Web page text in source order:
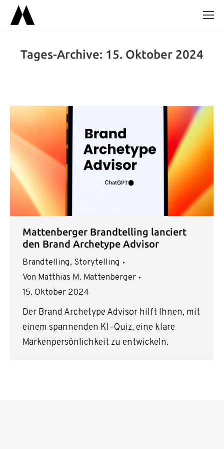
Tages-Archive: 15. Oktober 2024
Mattenberger Brandtelling lanciert
den Brand Archetype Advisor
Brandtelling, Storytelling
Von Matthias M. Mattenberger
15. Oktober 2024
Der Brand Archetype Advisor hilft Ihnen, mit
einem spannenden KI-Quiz, eine klare
Markenpersönlichkeit zu entwickeln.